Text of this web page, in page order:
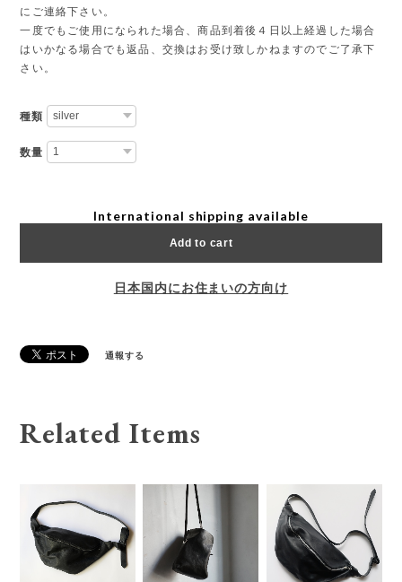
にご連絡下さい。
一度でもご使用になられた場合、商品到着後４日以上経過した場合
はいかなる場合でも返品、交換はお受け致しかねますのでご了承下
さい。
種類
数量
International shipping available
Add to cart
日本国内にお住まいの方向け
通報する
Related Items